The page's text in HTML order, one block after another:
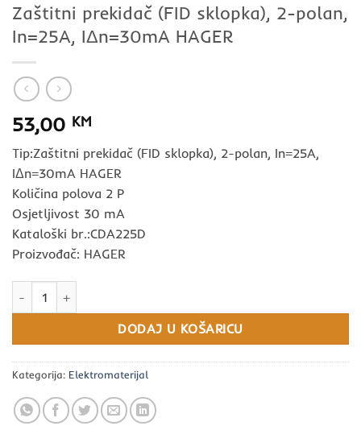
Zaštitni prekidač (FID sklopka), 2-polan,
In=25A, IΔn=30mA HAGER
53,00 KM
Tip:Zaštitni prekidač (FID sklopka), 2-polan, In=25A,
IΔn=30mA HAGER
Količina polova 2 P
Osjetljivost 30 mA
Kataloški br.:CDA225D
Proizvođač: HAGER
DODAJ U KOŠARICU
Kategorija: Elektromaterijal